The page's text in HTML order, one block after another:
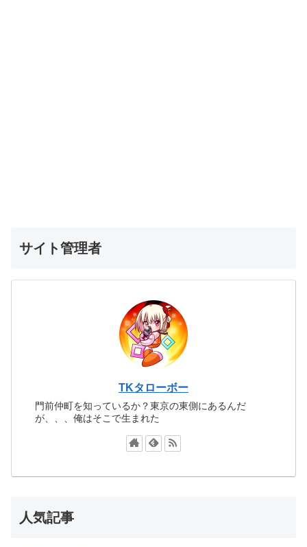
サイト管理者
TKタローボー
門前仲町を知っているか？東京の東側にあるんだ
が、、、俺はそこで生まれた
人気記事